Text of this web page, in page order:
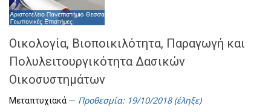
Οικολογία, Βιοποικιλότητα, Παραγωγή και
Πολυλειτουργικότητα Δασικών
Οικοσυστημάτων
Μεταπτυχιακά
Προθεσμία: 19/10/2018 (έληξε)